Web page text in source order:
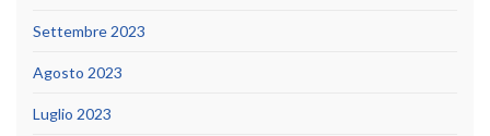
Settembre 2023
Agosto 2023
Luglio 2023